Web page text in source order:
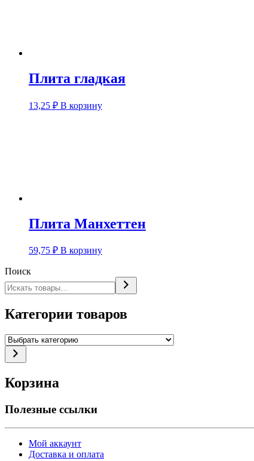
Плита гладкая
13,25 ₽ В корзину
Плита Манхеттен
59,75 ₽ В корзину
Поиск
Категории товаров
Выбрать
категорию
Корзина
Полезные ссылки
Мой аккаунт
Доставка и оплата